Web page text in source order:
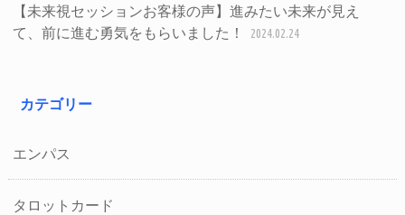
【未来視セッションお客様の声】進みたい未来が見え
て、前に進む勇気をもらいました！
2024.02.24
カテゴリー
エンパス
タロットカード